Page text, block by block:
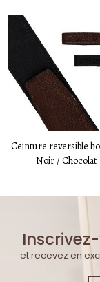
Ceinture reversible
Noir / Chocolat
et recevez en